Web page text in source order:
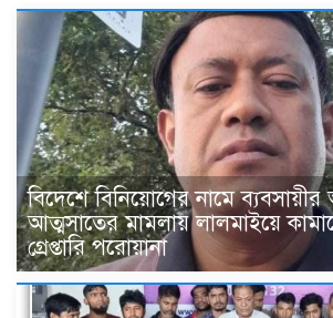
বিদেশে বিনিয়োগের নামে ব্যবসায়ীর
আত্মসাতের মামলায় লালমাইয়ে
গ্রেপ্তারি পরোয়ানা